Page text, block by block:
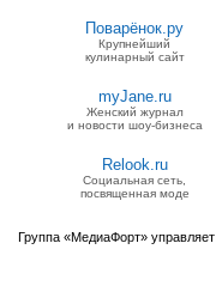
Поварёнок.ру
Крупнейший
кулинарный сайт
myJane.ru
Женский журнал
и новости шоу-бизнеса
Relook.ru
Социальная сеть,
посвященная моде
Группа «МедиаФорт» управляет